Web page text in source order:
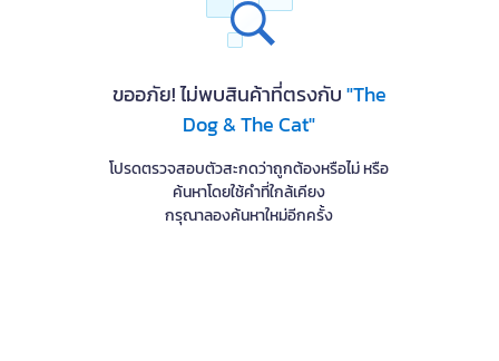
ขออภัย! ไม่พบสินค้าที่ตรงกับ"The
Dog & The Cat"
โปรดตรวจสอบตัวสะกดว่าถูกต้องหรือไม่ หรือ
ค้นหาโดยใช้คำที่ใกล้เคียง
กรุณาลองค้นหาใหม่อีกครั้ง